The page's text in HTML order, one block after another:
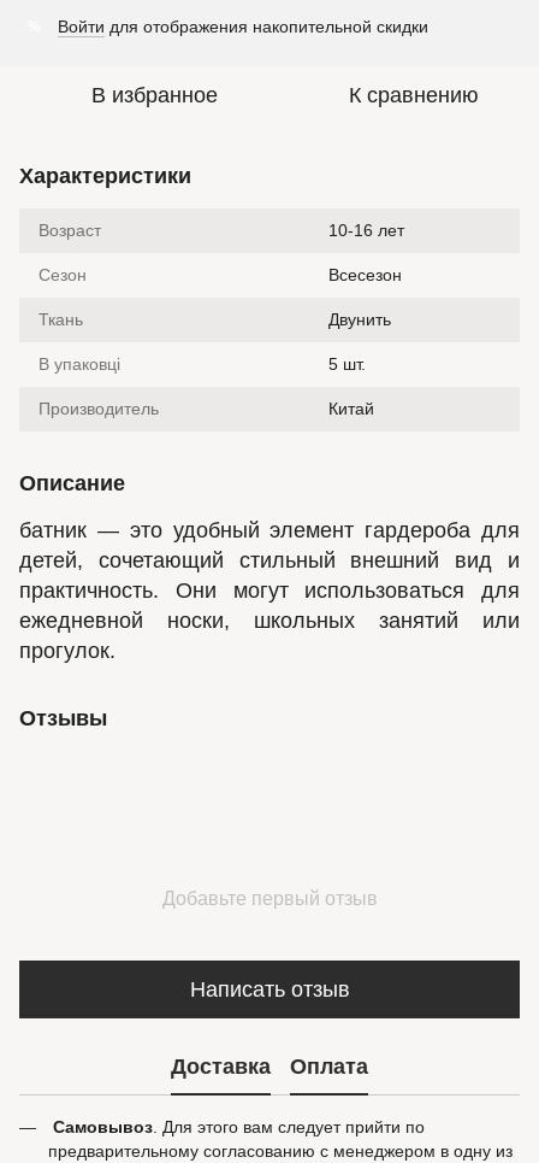
Войти для отображения накопительной скидки
В избранное К сравнению
Характеристики
Возраст 10-16 лет
Сезон Всесезон
Ткань Двунить
В упаковці 5 шт.
Производитель Китай
Описание
батник — это удобный элемент гардероба для
детей, сочетающий стильный внешний вид и
практичность. Они могут использоваться для
ежедневной носки, школьных занятий или
прогулок.
Отзывы
Добавьте первый отзыв
Написать отзыв
Доставка Оплата
Самовывоз . Для этого вам следует прийти по
предварительному согласованию с менеджером в одну из